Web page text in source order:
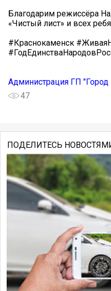
Благодарим режиссёра
«Чистый лист» и всех
#Краснокаменск
Администрация ГП
47
ПОДЕЛИТЕСЬ